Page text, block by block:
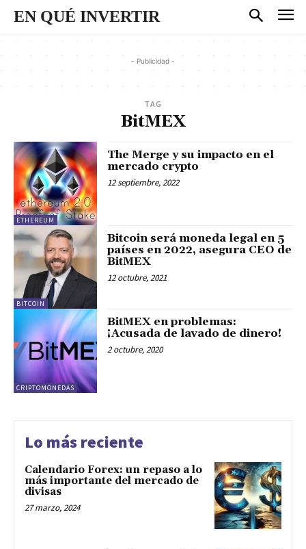
EN QUÉ INVERTIR
- Publicidad -
TAG
BitMEX
ETHEREUM
The Merge y su impacto en el
mercado crypto
12 septiembre, 2022
BITCOIN
Bitcoin será moneda legal en 5
países en 2022, asegura CEO de
BitMEX
12 octubre, 2021
CRIPTOMONEDAS
BitMEX en problemas:
¡Acusada de lavado de dinero!
2 octubre, 2020
Lo más reciente
Calendario Forex: un repaso a lo
más importante del mercado de
divisas
27 marzo, 2024